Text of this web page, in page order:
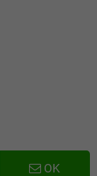
OK